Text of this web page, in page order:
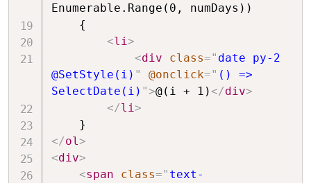
Enumerable.Range(0, numDays))
<li>
<div class=" date py-2
@SetStyle(i) " @onclick=" () =>
SelectDate(i) ">@(i + 1) </div>
</li>
</ol>
<div>
<span class=" text-